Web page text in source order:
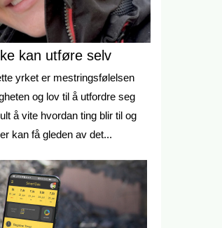
kan utføre selv
yrket er mestringsfølelsen
og lov til å utfordre seg
å vite hvordan ting blir til og
kan få gleden av det...